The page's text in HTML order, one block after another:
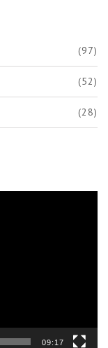
(97)
(52)
(28)
09:17